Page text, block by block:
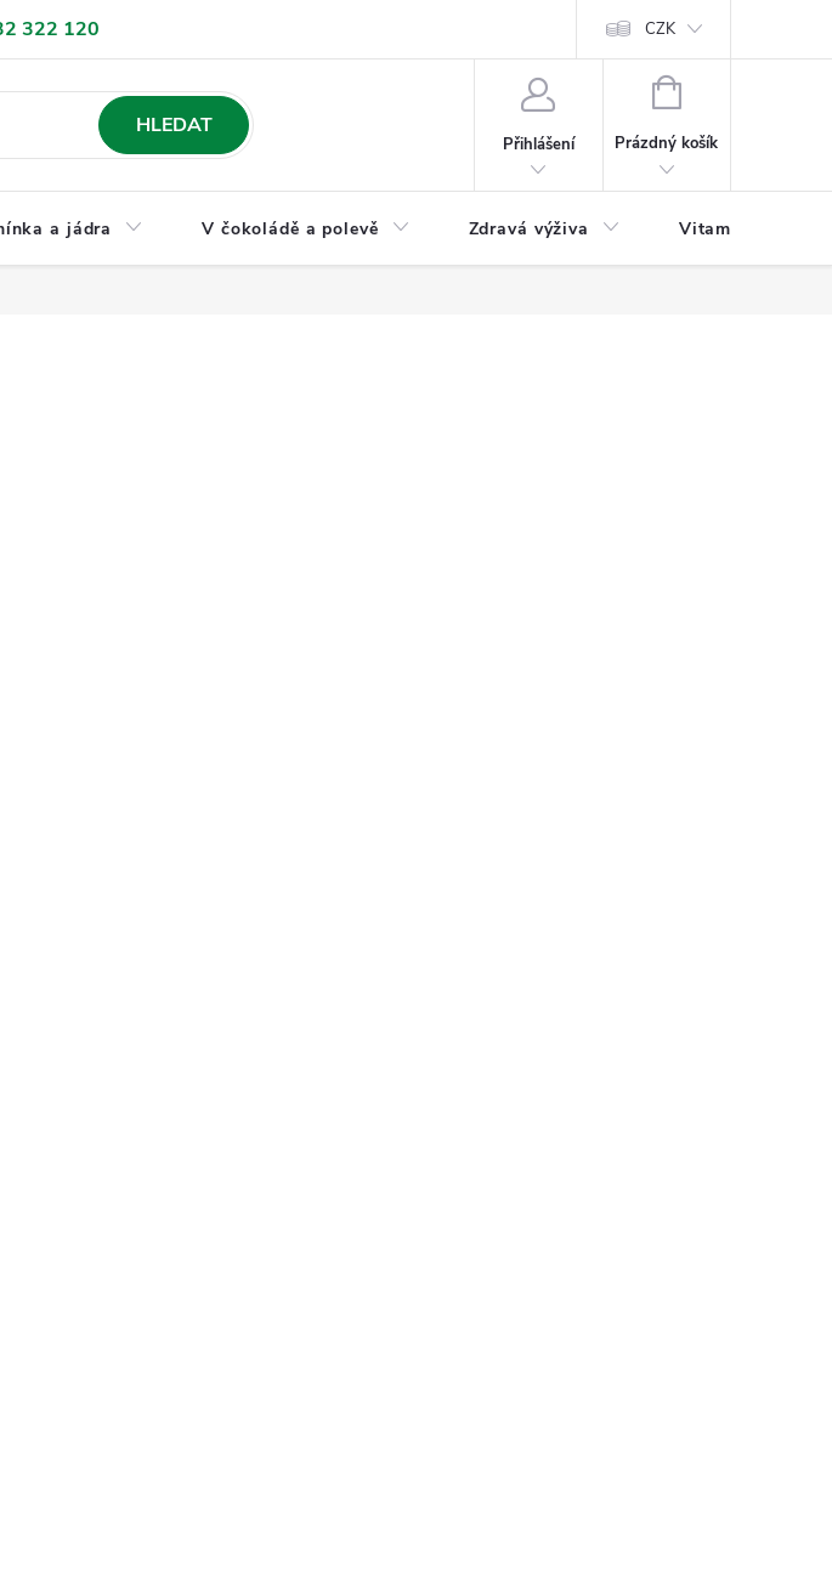
322 120
údajů Jak nakupovat Formulář pro odstoupení od
CZK
HLEDAT
Přihlášení
NÁKUPNÍ
Prázdný košík
a jádra V čokoládě a polevě Zdravá výživa Vitamíny a